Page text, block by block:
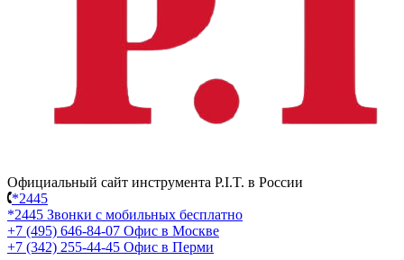
Официальный сайт инструмента P.I.T. в России
*2445
*2445 Звонки с мобильных бесплатно
+7 (495) 646-84-07 Офис в Москве
+7 (342) 255-44-45 Офис в Перми